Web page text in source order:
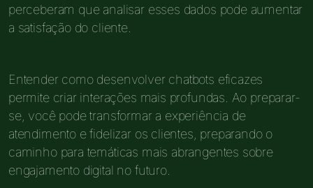
perceberam que analisar esses dados pode aumentar
a satisfação do cliente.
Entender como desenvolver chatbots eficazes
permite criar interações mais profundas. Ao preparar-
se, você pode transformar a experiência de
atendimento e fidelizar os clientes, preparando o
caminho para temáticas mais abrangentes sobre
engajamento digital no futuro.